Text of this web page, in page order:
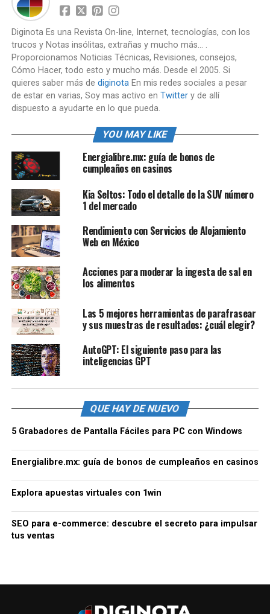
Diginota Es una Revista On-line, Internet, tecnologías, con los
trucos y Notas insólitas, extrañas y mucho más... .
Proporcionamos Noticias Técnicas, Revisiones, consejos,
Cómo Hacer, todo esto y mucho más. Desde el 2005. Si
quieres saber más de diginotaEn mis redes sociales a pesar
de estar en varias, Soy mas activo en Twittery de allí
dispuesto a ayudarte en lo que pueda.
YOU MAY LIKE
Energialibre.mx: guía de bonos de
cumpleaños en casinos
Kia Seltos: Todo el detalle de la SUV número
1 del mercado
Rendimiento con Servicios de Alojamiento
Web en México
Acciones para moderar la ingesta de sal en
los alimentos
Las 5 mejores herramientas de parafrasear
y sus muestras de resultados: ¿cuál elegir?
AutoGPT: El siguiente paso para las
inteligencias GPT
QUE HAY DE NUEVO
5 Grabadores de Pantalla Fáciles para PC con Windows
Energialibre.mx: guía de bonos de cumpleaños en casinos
Explora apuestas virtuales con 1win
SEO para e-commerce: descubre el secreto para impulsar
tus ventas